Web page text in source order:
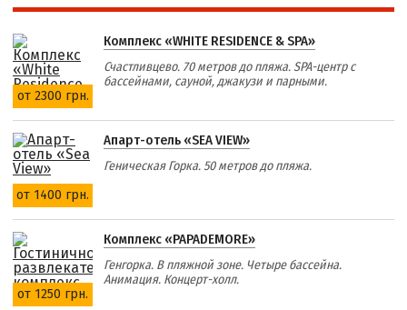
от 2300 грн.
Комплекс «WHITE RESIDENCE & SPA»
Счастливцево. 70 метров до пляжа. SPA-центр с
бассейнами, сауной, джакузи и парными.
от 1400 грн.
Апарт-отель «SEA VIEW»
Геническая Горка. 50 метров до пляжа.
от 1250 грн.
Комплекс «PAPADEMORE»
Генгорка. В пляжной зоне. Четыре бассейна.
Анимация. Концерт-холл.